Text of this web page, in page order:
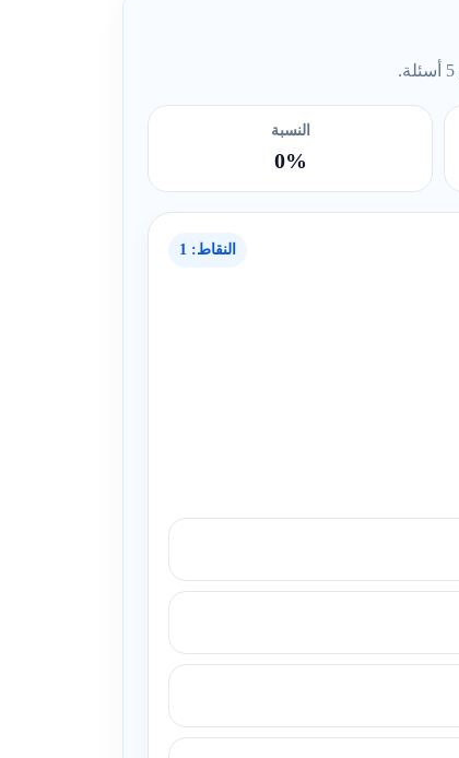
النسبة
0%
النقاط: 1